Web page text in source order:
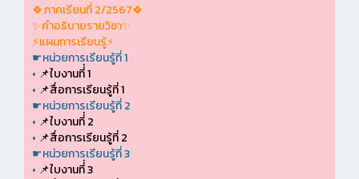
🍀ภาคเรียนที่ 2/2567🍀
✨คำอธิบายรายวิชา✨
⚡แผนการเรียนรู้⚡
☛หน่วยการเรียนรู้ที่ 1
• 📌ใบงานที่่ 1
• 📌สื่อการเรียนรู้ที่ 1
☛หน่วยการเรียนรู้ที่ 2
• 📌ใบงานที่่ 2
• 📌สื่อการเรียนรู้ที่ 2
☛หน่วยการเรียนรู้ที่ 3
• 📌ใบงานที่่ 3